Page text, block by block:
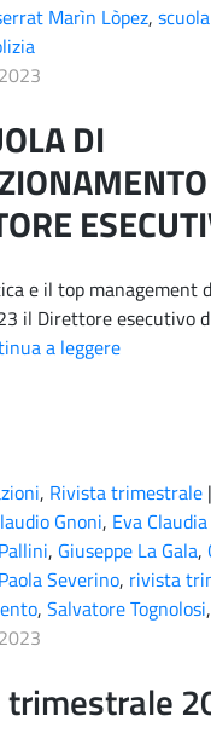
Marìn Lòpez,
DI
e il top management
il Direttore esecutivo
a leggere
, Rivista trimestrale |
Gnoni, Eva
, Giuseppe La Gala,
Paola Severino, rivista
, Salvatore Tognolosi,